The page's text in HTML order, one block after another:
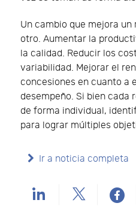
Un cambio que mejora
otro. Aumentar la
la calidad. Reducir los
variabilidad. Mejorar el
concesiones en cuanto a
desempeño. Si bien cada
de forma individual,
para lograr múltiples
Ir a noticia completa